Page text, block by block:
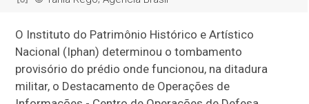
O Instituto do Patrimônio Histórico e Artístico
Nacional (Iphan) determinou o tombamento
provisório do prédio onde funcionou, na ditadura
militar, o Destacamento de Operações de